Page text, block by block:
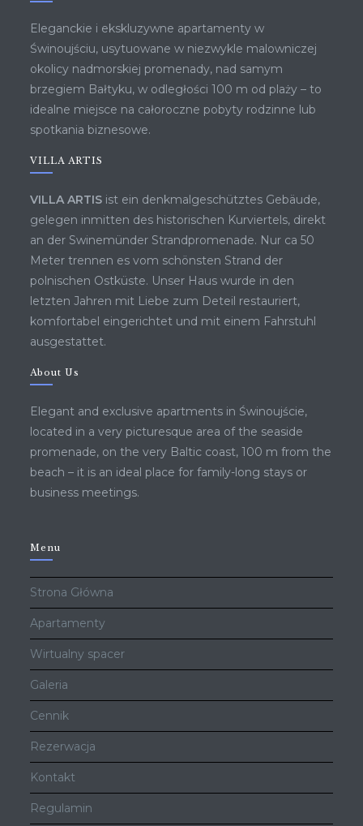
Eleganckie i ekskluzywne apartamenty w
Świnoujściu, usytuowane w niezwykle malowniczej
okolicy nadmorskiej promenady, nad samym
brzegiem Bałtyku, w odległości 100 m od plaży – to
idealne miejsce na całoroczne pobyty rodzinne lub
spotkania biznesowe.
VILLA ARTIS
VILLA ARTIS ist ein denkmalgeschütztes Gebäude,
gelegen inmitten des historischen Kurviertels, direkt
an der Swinemünder Strandpromenade. Nur ca 50
Meter trennen es vom schönsten Strand der
polnischen Ostküste. Unser Haus wurde in den
letzten Jahren mit Liebe zum Deteil restauriert,
komfortabel eingerichtet und mit einem Fahrstuhl
ausgestattet.
About Us
Elegant and exclusive apartments in Świnoujście,
located in a very picturesque area of ​​the seaside
promenade, on the very Baltic coast, 100 m from the
beach – it is an ideal place for family-long stays or
business meetings.
Menu
Strona Główna
Apartamenty
Wirtualny spacer
Galeria
Cennik
Rezerwacja
Kontakt
Regulamin